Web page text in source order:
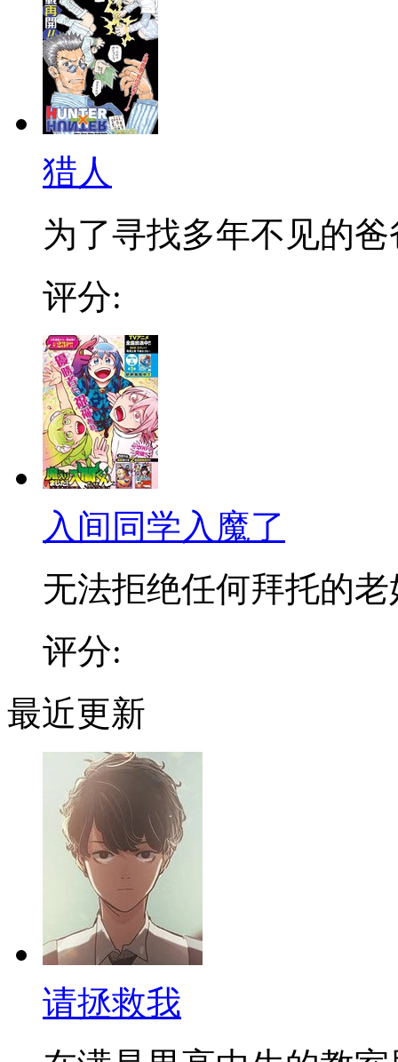
猎人
为了寻找多年不见的爸
评分:
入间同学入魔了
无法拒绝任何拜托的老
评分:
最近更新
请拯救我